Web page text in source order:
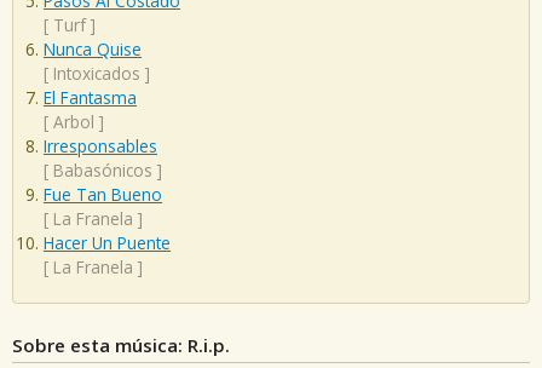
[ Turf]
Nunca Quise
[ Intoxicados ]
El Fantasma
[ Arbol ]
Irresponsables
[ Babasónicos ]
Fue Tan Bueno
[ La Franela ]
Hacer Un Puente
[ La Franela ]
Sobre esta música: R.i.p.